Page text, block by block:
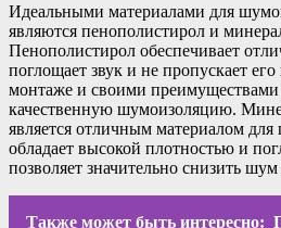
Идеальными материалами для
являются пенополистирол и
Пенополистирол обеспечивает
поглощает звук и не пропускает
монтаже и своими преимуществами
качественную шумоизоляцию.
является отличным материалом
обладает высокой плотностью и
позволяет значительно снизить
Также может быть интересно: